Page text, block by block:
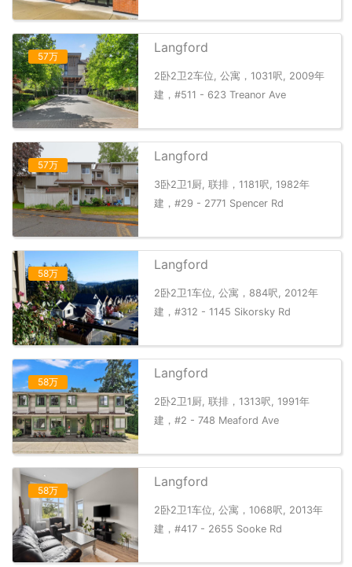
57万
Langford
2卧2卫2车位, 公寓，1031呎, 2009年
建，#511 - 623 Treanor Ave
57万
Langford
3卧2卫1厨, 联排，1181呎, 1982年
建，#29 - 2771 Spencer Rd
58万
Langford
2卧2卫1车位, 公寓，884呎, 2012年
建，#312 - 1145 Sikorsky Rd
58万
Langford
2卧2卫1厨, 联排，1313呎, 1991年
建，#2 - 748 Meaford Ave
58万
Langford
2卧2卫1车位, 公寓，1068呎, 2013年
建，#417 - 2655 Sooke Rd